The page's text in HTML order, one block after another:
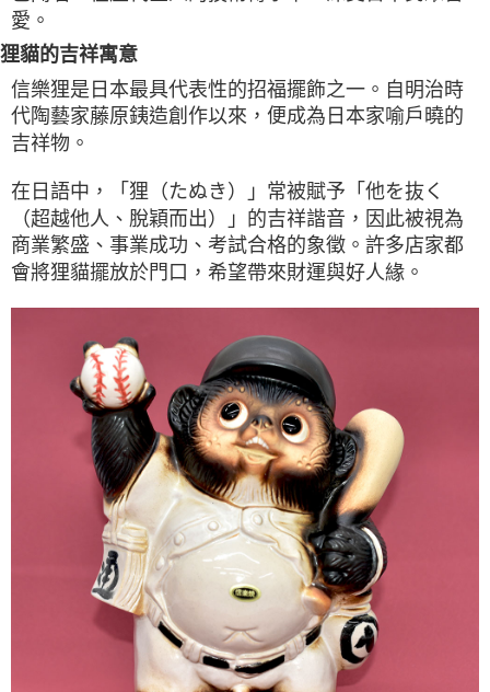
愛。
狸貓的吉祥寓意
信樂狸是日本最具代表性的招福擺飾之一。自明治時
代陶藝家藤原銕造創作以來，便成為日本家喻戶曉的
吉祥物。
在日語中，「狸（たぬき）」常被賦予「他を抜く
（超越他人、脫穎而出）」的吉祥諧音，因此被視為
商業繁盛、事業成功、考試合格的象徵。許多店家都
會將狸貓擺放於門口，希望帶來財運與好人緣。